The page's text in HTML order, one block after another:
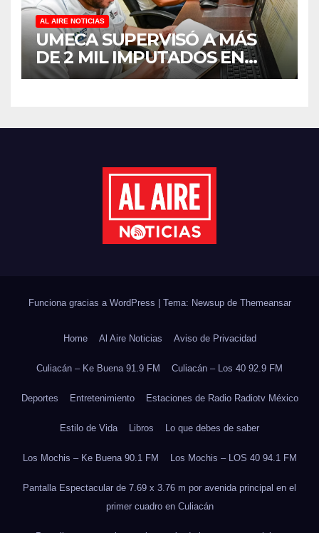
AL AIRE NOTICIAS
UMECA SUPERVISÓ A MÁS
DE 2 MIL IMPUTADOS EN
SINALOA DURANTE EL
Funciona gracias a WordPress | Tema: Newsup de Themeansar
Home Al Aire Noticias Aviso de Privacidad
Culiacán – Ke Buena 91.9 FM Culiacán – Los 40 92.9 FM
Deportes Entretenimiento Estaciones de Radio Radiotv México
Estilo de Vida Libros Lo que debes de saber
Los Mochis – Ke Buena 90.1 FM Los Mochis – LOS 40 94.1 FM
Pantalla Espectacular de 7.69 x 3.76 m por avenida principal en el
primer cuadro en Culiacán